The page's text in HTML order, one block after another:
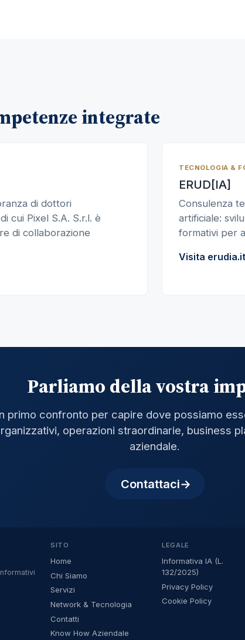
integrate
di dottori
cui Pixel S.A. S.r.l. è
di collaborazione
TECNOLOGIA &
ERUD[IA]
Consulenza
artificiale:
formativi per
Visita erudia.it
Parliamo della vostra
primo confronto per capire dove possiamo
operazioni straordinarie, business
aziendale.
Contattaci
SITO
Home
Chi Siamo
Servizi
Network & Tecnologia
Contatti
Know How Aziendale
LEGALE
Informativa IA (L.
132/2025)
Privacy Policy
Cookie Policy